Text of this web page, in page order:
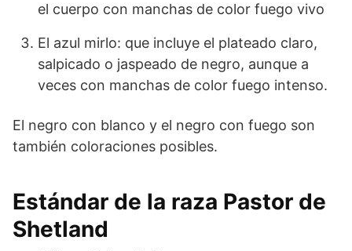
el cuer­po con manchas de color fuego vivo
El azul mirlo: que incluye el pla­teado claro,
salpicado o jaspeado de negro, aunque a
veces con manchas de color fuego intenso.
El negro con blanco y el negro con fuego son
tam­bién coloraciones posibles.
Estándar de la raza Pastor de
Shetland